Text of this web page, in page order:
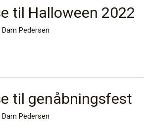
til Halloween 2022
Pedersen
til genåbningsfest
Pedersen